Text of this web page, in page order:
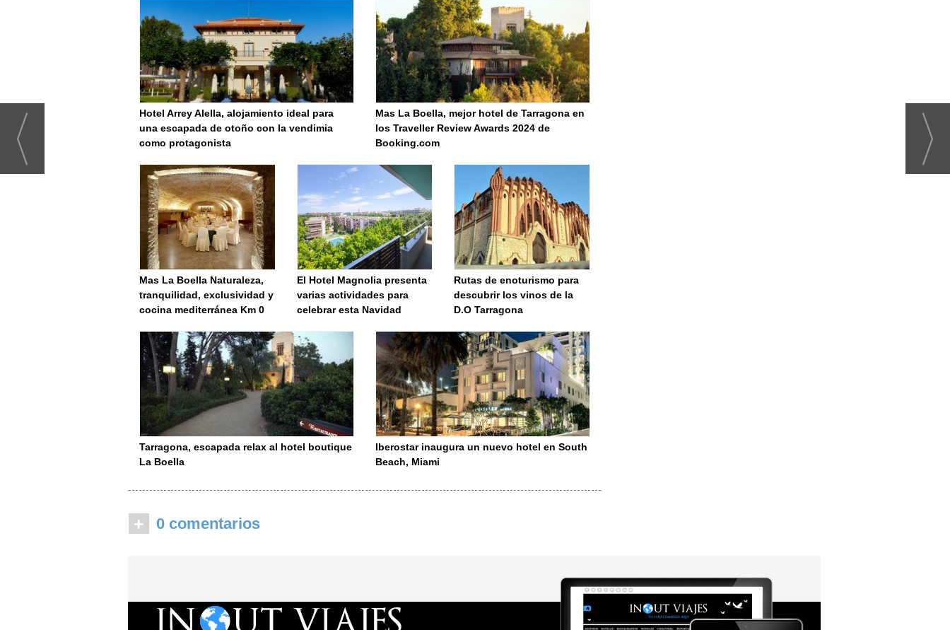
Hotel Arrey Alella, alojamiento ideal para
una escapada de otoño con la vendimia
como protagonista
Mas La Boella, mejor hotel de Tarragona en
los Traveller Review Awards 2024 de
Booking.com
Mas La Boella Naturaleza,
tranquilidad, exclusividad y
cocina mediterránea Km 0
El Hotel Magnolia presenta
varias actividades para
celebrar esta Navidad
Rutas de enoturismo para
descubrir los vinos de la
D.O Tarragona
Tarragona, escapada relax al hotel boutique
La Boella
Iberostar inaugura un nuevo hotel en South
Beach, Miami
+ 0 comentarios